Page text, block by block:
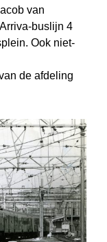
van
buslijn 4
Ook niet-
de afdeling